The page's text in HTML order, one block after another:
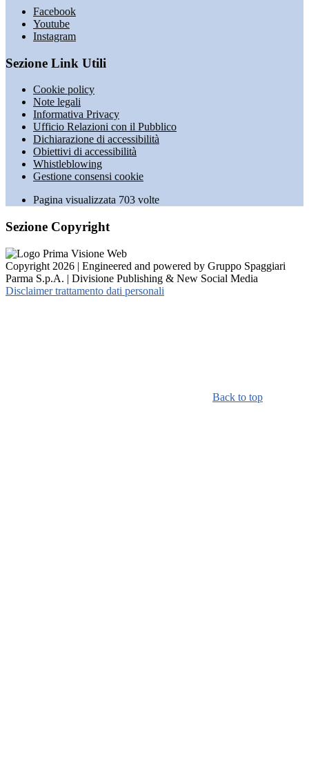
Facebook
Youtube
Instagram
Sezione Link Utili
Cookie policy
Note legali
Informativa Privacy
Ufficio Relazioni con il Pubblico
Dichiarazione di accessibilità
Obiettivi di accessibilità
Whistleblowing
Gestione consensi cookie
Pagina visualizzata 703 volte
Sezione Copyright
Copyright 2026 | Engineered and powered by Gruppo Spaggiari
Parma S.p.A. | Divisione Publishing & New Social Media
Disclaimer trattamento dati personali
Back to top